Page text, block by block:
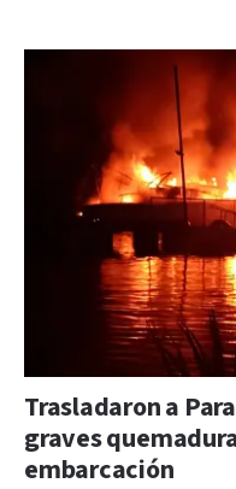
Trasladaron a
graves
embarcación